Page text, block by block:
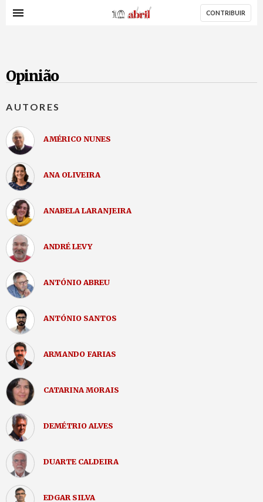
para
AbrilAbril CONTRIBUIR
Opinião
AUTORES
AMÉRICO NUNES
ANA OLIVEIRA
ANABELA LARANJEIRA
ANDRÉ LEVY
ANTÓNIO ABREU
ANTÓNIO SANTOS
ARMANDO FARIAS
CATARINA MORAIS
DEMÉTRIO ALVES
DUARTE CALDEIRA
EDGAR SILVA